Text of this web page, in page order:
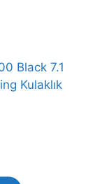
Black 7.1
Kulaklık